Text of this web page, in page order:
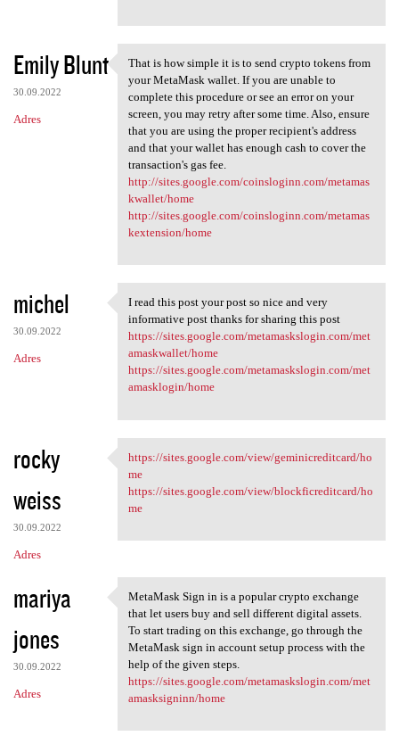
Emily Blunt
30.09.2022
Adres
That is how simple it is to
That is how simple it is to send crypto tokens from
your MetaMask wallet. If you are unable to
complete this procedure or see an error on your
screen, you may retry after some time. Also, ensure
that you are using the proper recipient's address
and that your wallet has enough cash to cover the
transaction's gas fee.
http://sites.google.com/coinsloginn.com/metamas
kwallet/home
http://sites.google.com/coinsloginn.com/metamas
kextension/home
michel
30.09.2022
Adres
I read this post your post so
I read this post your post so nice and very
informative post thanks for sharing this post
https://sites.google.com/metamaskslogin.com/met
amaskwallet/home
https://sites.google.com/metamaskslogin.com/met
amasklogin/home
rocky
weiss
30.09.2022
Adres
https://sites.google.com/view
https://sites.google.com/view/geminicreditcard/ho
me
https://sites.google.com/view/blockficreditcard/ho
me
mariya
jones
30.09.2022
Adres
MetaMask Sign in is a popular
MetaMask Sign in is a popular crypto exchange
that let users buy and sell different digital assets.
To start trading on this exchange, go through the
MetaMask sign in account setup process with the
help of the given steps.
https://sites.google.com/metamaskslogin.com/met
amasksigninn/home